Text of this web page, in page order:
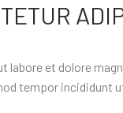
et dolore
tempor incididunt